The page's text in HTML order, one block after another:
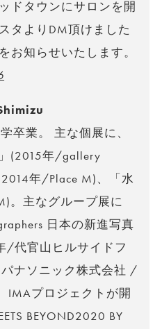
ドタウンにサロンを開
タよりDM頂けました
お知らせいたします。
卒業。 主な個展に、
」(2015年/gallery
年/Place M)、「水
。主なグループ展に
日本の新進写真
/代官山ヒルサイドフ
ナソニック株式会社 /
IMAプロジェクトが開
BEYOND2020 BY